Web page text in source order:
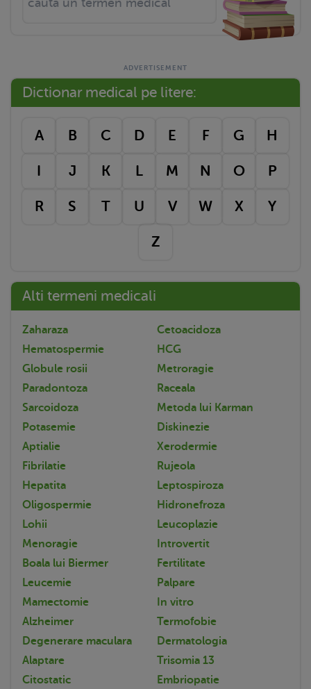
Dictionar medical pe litere:
A B C D E F G H
I J K L M N O P
R S T U V W X Y
Z
Alti termeni medicali
Zaharaza
Cetoacidoza
Hematospermie
HCG
Globule rosii
Metroragie
Paradontoza
Raceala
Sarcoidoza
Metoda lui Karman
Potasemie
Diskinezie
Aptialie
Xerodermie
Fibrilatie
Rujeola
Hepatita
Leptospiroza
Oligospermie
Hidronefroza
Lohii
Leucoplazie
Menoragie
Introvertit
Boala lui Biermer
Fertilitate
Leucemie
Palpare
Mamectomie
In vitro
Alzheimer
Termofobie
Degenerare maculara
Dermatologia
Alaptare
Trisomia 13
Citostatic
Embriopatie